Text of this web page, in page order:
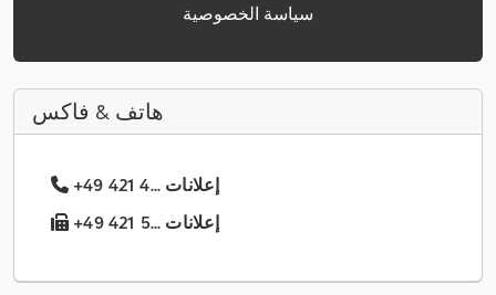
سياسة الخصوصية
هاتف & فاكس
+49 421 4... إعلانات
+49 421 5... إعلانات